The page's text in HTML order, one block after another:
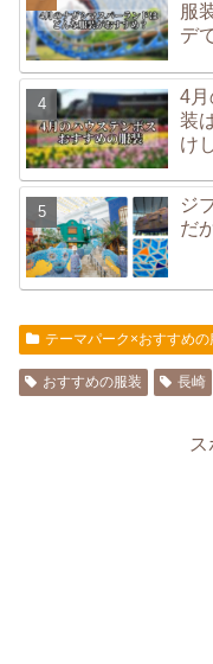
服
デ
4月
装
け
ジ
だ
テーマパーク×おすすめの
おすすめの服装 長崎